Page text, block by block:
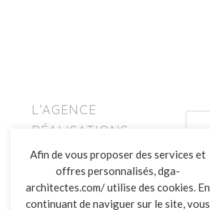
L’AGENCE
RÉALISATIONS
ACTUALITÉS
CONTACT
Afin de vous proposer des services et
offres personnalisés, dga-
architectes.com/ utilise des cookies. En
continuant de naviguer sur le site, vous